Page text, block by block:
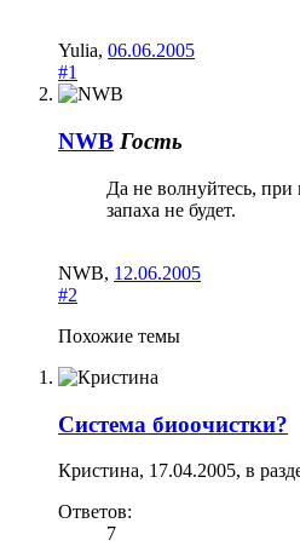
Yulia, 06.06.2005
#1
NWB Гость
Да не волнуйтесь,
запаха не будет.
NWB, 12.06.2005
#2
Похожие темы
Система биоочистки?
Кристина, 17.04.2005, в
Ответов:
7